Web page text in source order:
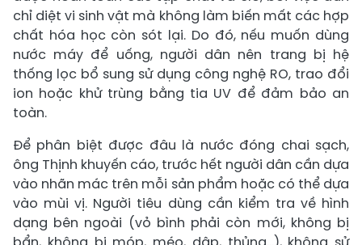
chỉ diệt vi sinh vật mà không làm biến mất các hợp
chất hóa học còn sót lại. Do đó, nếu muốn dùng
nước máy để uống, người dân nên trang bị hệ
thống lọc bổ sung sử dụng công nghệ RO, trao đổi
ion hoặc khử trùng bằng tia UV để đảm bảo an
toàn.
Để phân biệt được đâu là nước đóng chai sạch,
ông Thịnh khuyến cáo, trước hết người dân cần dựa
vào nhãn mác trên mỗi sản phẩm hoặc có thể dựa
vào mùi vị. Người tiêu dùng cần kiểm tra về hình
dạng bên ngoài (vỏ bình phải còn mới, không bị